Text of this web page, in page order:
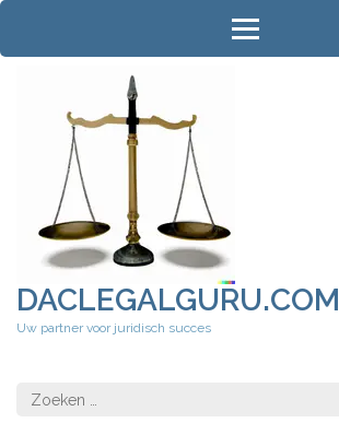
Ga
inhoud
DACLEGALGURU.COM
Uw partner voor juridisch succes